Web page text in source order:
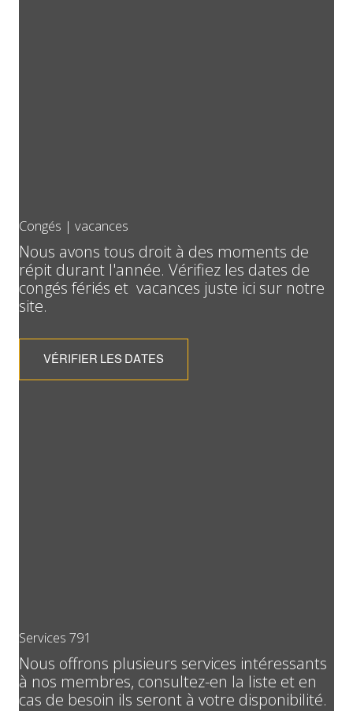
Congés | vacances
Nous avons tous droit à des moments de
répit durant l'année. Vérifiez les dates de
congés fériés et vacances juste ici sur notre
site.
VÉRIFIER LES DATES
Services 791
Nous offrons plusieurs services intéressants
à nos membres, consultez-en la liste et en
cas de besoin ils seront à votre disponibilité.